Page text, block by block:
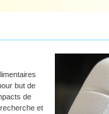
but de
de
et